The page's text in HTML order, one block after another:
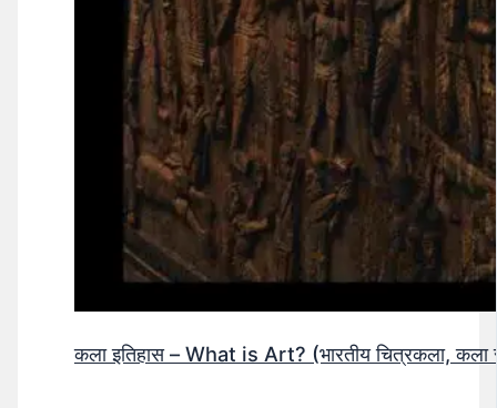
कला इतिहास – What is Art? (भारतीय चित्रकला,